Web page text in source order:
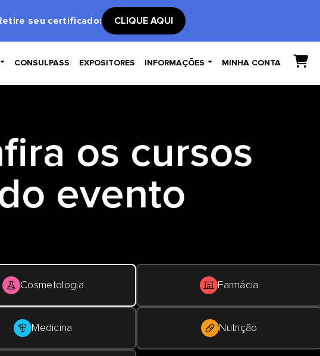
seu certificado: CLIQUE AQUI
 CONSULPASS EXPOSITORES INFORMAÇÕES  MINHA CONTA
os cursos
evento
Cosmetologia Farmácia
Medicina Nutrição